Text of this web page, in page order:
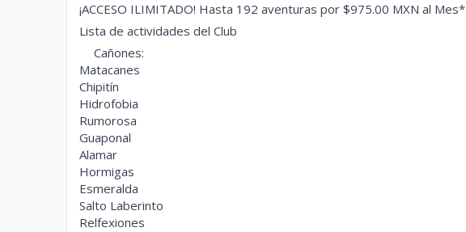
¡ACCESO ILIMITADO! Hasta 192 aventuras por $975.00 MXN al Mes*
Lista de actividades del Club
Cañones:
Matacanes
Chipitín
Hidrofobia
Rumorosa
Guaponal
Alamar
Hormigas
Esmeralda
Salto Laberinto
Relfexiones